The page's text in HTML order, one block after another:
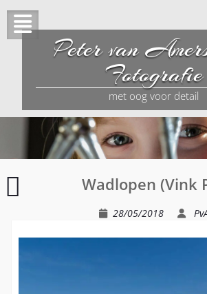
Peter van
Fotografie
met oog voor detail
BoerderijdierenWadlopen (Vink
28/05/2018